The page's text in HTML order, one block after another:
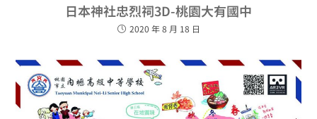
日本神社忠烈祠3D-桃園大有國中
2020 年 8 月 18 日